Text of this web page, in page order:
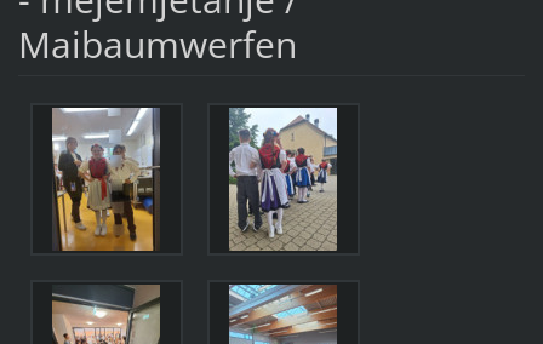
Maibaumwerfen